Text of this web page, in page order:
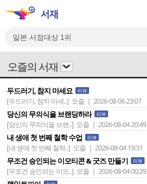
오즐의 서재
두드러기, 참지 마세요 리뷰
[두드러기, 참지 마세..] 오즐 | 2026-08-06 23:07
당신의 무의식을 브랜딩하라 리뷰
[당신의 무의식을 브랜..] 오즐 | 2026-08-04 20:49
내 생애 첫 번째 철학 수업 리뷰
[내 생애 첫 번째 철학..] 오즐 | 2026-08-04 19:31
무조건 승인되는 이모티콘 & 굿즈 만들기 리뷰
[무조건 승인되는 이모..] 오즐 | 2026-08-04 00:29